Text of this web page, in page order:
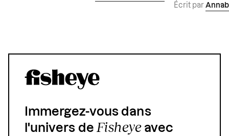
Écrit par
Immergez-vous dans
l'univers deFisheyeavec